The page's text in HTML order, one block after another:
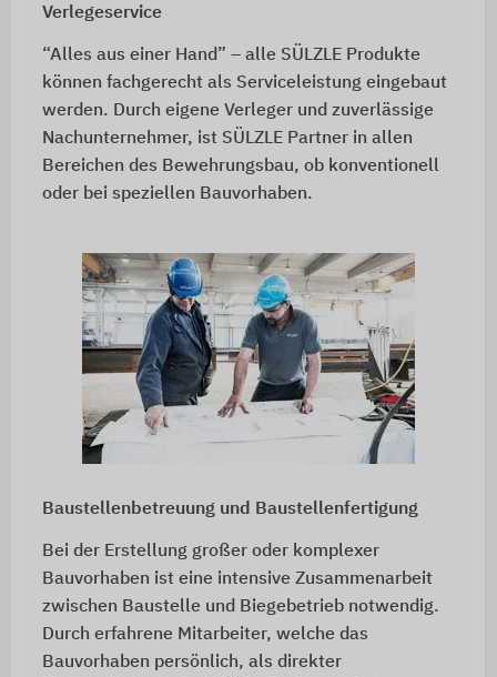
Verlegeservice
“Alles aus einer Hand” – alle SÜLZLE Produkte
können fachgerecht als Serviceleistung eingebaut
werden. Durch eigene Verleger und zuverlässige
Nachunternehmer, ist SÜLZLE Partner in allen
Bereichen des Bewehrungsbau, ob konventionell
oder bei speziellen Bauvorhaben.
Baustellenbetreuung und Baustellenfertigung
Bei der Erstellung großer oder komplexer
Bauvorhaben ist eine intensive Zusammenarbeit
zwischen Baustelle und Biegebetrieb notwendig.
Durch erfahrene Mitarbeiter, welche das
Bauvorhaben persönlich, als direkter